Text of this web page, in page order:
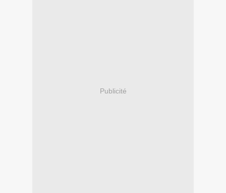
Publicité